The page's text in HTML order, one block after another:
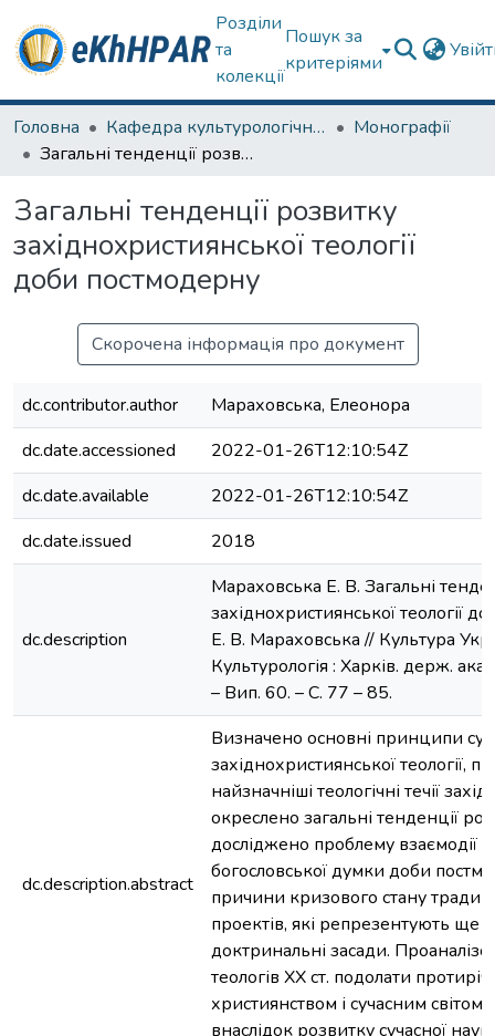
Розділи
та
колекції
Пошук за
критеріями
Головна Кафедра культурологічних дисциплін та образотворчого мистецтва
Монографії
Загальні тенденції розвитку західнохристиянської теології доби постмодерну
Загальні тенденції розвитку
західнохристиянської теології
доби постмодерну
Скорочена інформація про документ
dc.contributor.author
Мараховська, Елеонора
dc.date.accessioned
2022-01-26T12:10:54Z
dc.date.available
2022-01-26T12:10:54Z
dc.date.issued
2018
dc.description
Мараховська Е. В. Загальні
західнохристиянської теології
Е. В. Мараховська // Культура
Культурологія : Харків. держ.
– Вип. 60. – С. 77 – 85.
dc.description.abstract
Визначено основні принципи
західнохристиянської теології,
найзначніші теологічні течії
окреслено загальні тенденції
досліджено проблему взаємодії
богословської думки доби
причини кризового стану
проектів, які репрезентують ще
доктринальні засади.
теологів ХХ ст. подолати
християнством і сучасним
внаслідок розвитку сучасної